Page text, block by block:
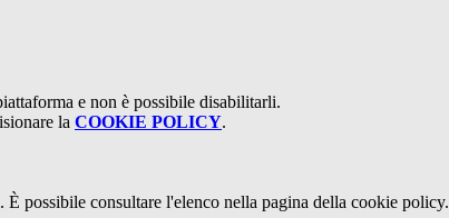
e non è possibile disabilitarli.
la COOKIE POLICY.
possibile consultare l'elenco nella pagina della cookie policy.